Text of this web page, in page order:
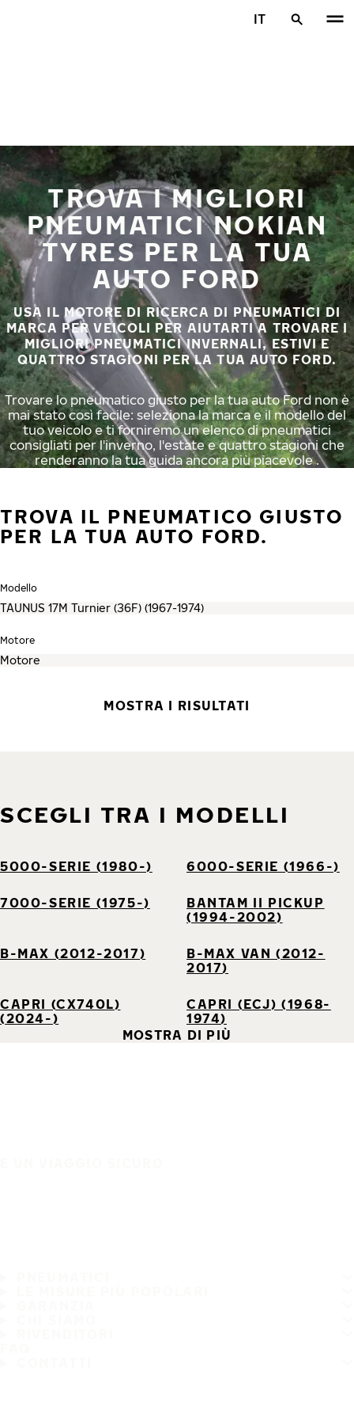
IT
TROVA I MIGLIORI
PNEUMATICI NOKIAN
TYRES PER LA TUA
AUTO FORD
USA IL MOTORE DI RICERCA DI PNEUMATICI DI
MARCA PER VEICOLI PER AIUTARTI A TROVARE I
MIGLIORI PNEUMATICI INVERNALI, ESTIVI E
QUATTRO STAGIONI PER LA TUA AUTO FORD.
Trovare lo pneumatico giusto per la tua auto Ford non è
mai stato così facile: seleziona la marca e il modello del
tuo veicolo e ti forniremo un elenco di pneumatici
consigliati per l'inverno, l'estate e quattro stagioni che
renderanno la tua guida ancora più piacevole .
TROVA IL PNEUMATICO GIUSTO
PER LA TUA AUTO FORD.
Modello
Motore
MOSTRA I RISULTATI
SCEGLI TRA I MODELLI
5000-SERIE (1980-) 6000-SERIE (1966-)
7000-SERIE (1975-)
BANTAM II PICKUP
(1994-2002)
B-MAX (2012-2017)
B-MAX VAN (2012-
2017)
CAPRI (CX740L)
(2024-)
CAPRI (ECJ) (1968-
1974)
MOSTRA DI PIÙ